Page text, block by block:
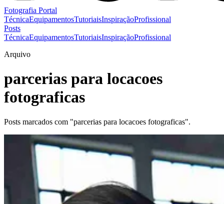
Fotografia Portal
TécnicaEquipamentosTutoriaisInspiraçãoProfissional
Posts
TécnicaEquipamentosTutoriaisInspiraçãoProfissional
Arquivo
parcerias para locacoes
fotograficas
Posts marcados com "parcerias para locacoes fotograficas".